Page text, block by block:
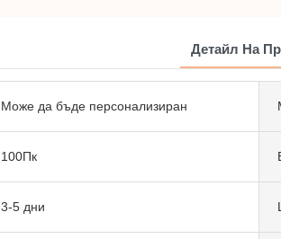
Детайл На
Може да бъде персонализиран
100Пк
3-5 дни